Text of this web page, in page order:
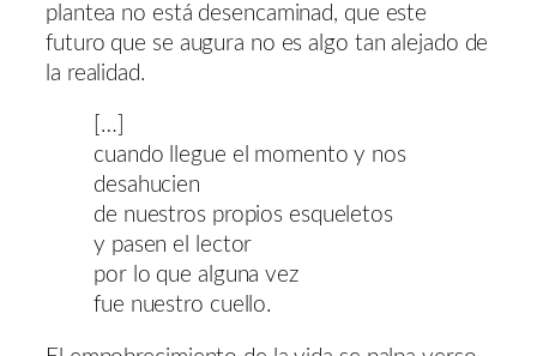
plantea no está desencaminad, que este
futuro que se augura no es algo tan alejado de
la realidad.
[…]
cuando llegue el momento y nos
desahucien
de nuestros propios esqueletos
y pasen el lector
por lo que alguna vez
fue nuestro cuello.